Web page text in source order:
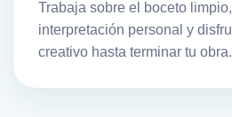
Trabaja sobre el boceto
interpretación personal y
creativo hasta terminar tu obra.